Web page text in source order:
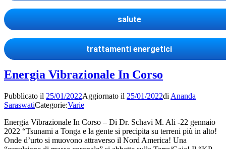
salute
trattamenti energetici
Energia Vibrazionale In Corso
Pubblicato il 25/01/2022Aggiornato il 25/01/2022di Ananda
SaraswatiCategorie:Varie
Energia Vibrazionale In Corso – Di Dr. Schavi M. Ali -22 gennaio
2022 “Tsunami a Tonga e la gente si precipita su terreni più in alto!
Onde d’urto si muovono attraverso il Nord America! Una